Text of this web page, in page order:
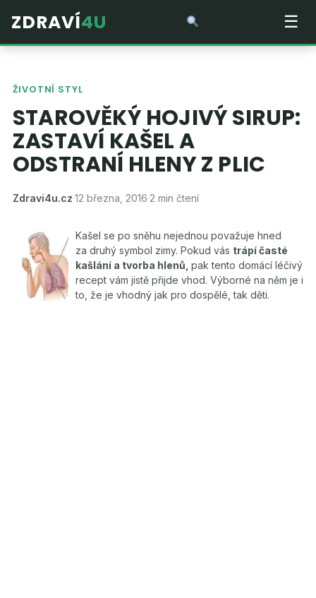
ZDRAVÍ4U ☰
ŽIVOTNÍ STYL
STAROVĚKÝ HOJIVÝ SIRUP:
ZASTAVÍ KAŠEL A
ODSTRANÍ HLENY Z PLIC
Zdravi4u.cz·12 března, 2016·2 min čtení
Kašel se po sněhu nejednou považuje hned
za druhý symbol zimy. Pokud vás trápí časté
kašlání a tvorba hlenů, pak tento domácí léčivý
recept vám jistě přijde vhod. Výborné na něm je i
to, že je vhodný jak pro dospělé, tak děti.